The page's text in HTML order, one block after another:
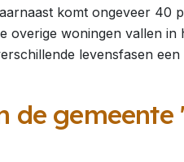
komt ongeveer 40
overige woningen vallen in
levensfasen
de gemeente